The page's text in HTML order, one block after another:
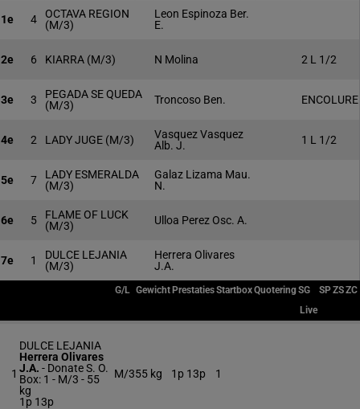
1e 4
OCTAVA REGION
(M/3)
Leon Espinoza Ber.
E.
2e 6 KIARRA (M/3) N Molina 2 L 1/2
3e 3
PEGADA SE QUEDA
(M/3)
Troncoso Ben. ENCOLURE
4e 2 LADY JUGE (M/3)
Vasquez Vasquez
Alb. J.
1 L 1/2
5e 7
LADY ESMERALDA
(M/3)
Galaz Lizama Mau.
N.
6e 5
FLAME OF LUCK
(M/3)
Ulloa Perez Osc. A.
7e 1
DULCE LEJANIA
(M/3)
Herrera Olivares
J.A.
G/L Gewicht PrestatiesStartboxQuoteringSG SPZSZC
Live
1
DULCE LEJANIA
Herrera Olivares
J.A. - Donate S. O.
Box: 1 - M/3 - 55
kg
1p 13p
M/355 kg 1p 13p 1